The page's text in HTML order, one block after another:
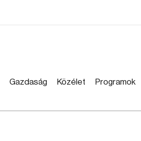
Gazdaság Közélet Programok